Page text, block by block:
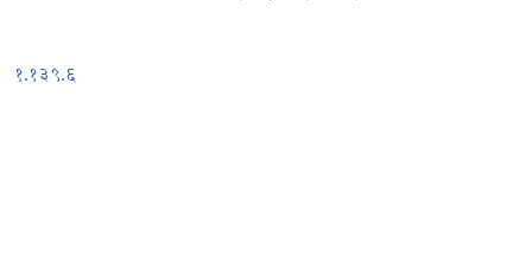
१.१३९.६